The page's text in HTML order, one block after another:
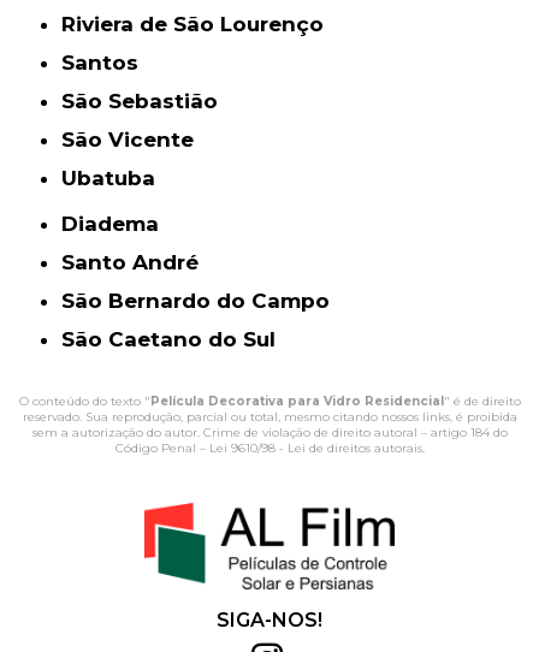
Riviera de São Lourenço
Santos
São Sebastião
São Vicente
Ubatuba
Diadema
Santo André
São Bernardo do Campo
São Caetano do Sul
O conteúdo do texto " Película Decorativa para Vidro Residencial " é de direito
reservado. Sua reprodução, parcial ou total, mesmo citando nossos links, é proibida
sem a autorização do autor. Crime de violação de direito autoral – artigo 184 do
Código Penal – Lei 9610/98 - Lei de direitos autorais.
SIGA-NOS!